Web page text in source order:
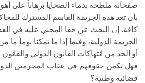
صفحاته ملطخة بدماء الضحايا برهاناً على
بأن تعد هذهِ الجريمة القاسم المشترك
كافة. إن البحث عن حقا المجني عليه في
الجريمة الدولية، وفيما إذا ما تمكنا يوماً
أو الحد من انتهاكات القانون الدولي
فهل تكمن حقوقهم في عقاب المجرمين
قضائية وطنية؟